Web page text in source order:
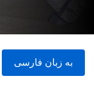
به زبان فارسى